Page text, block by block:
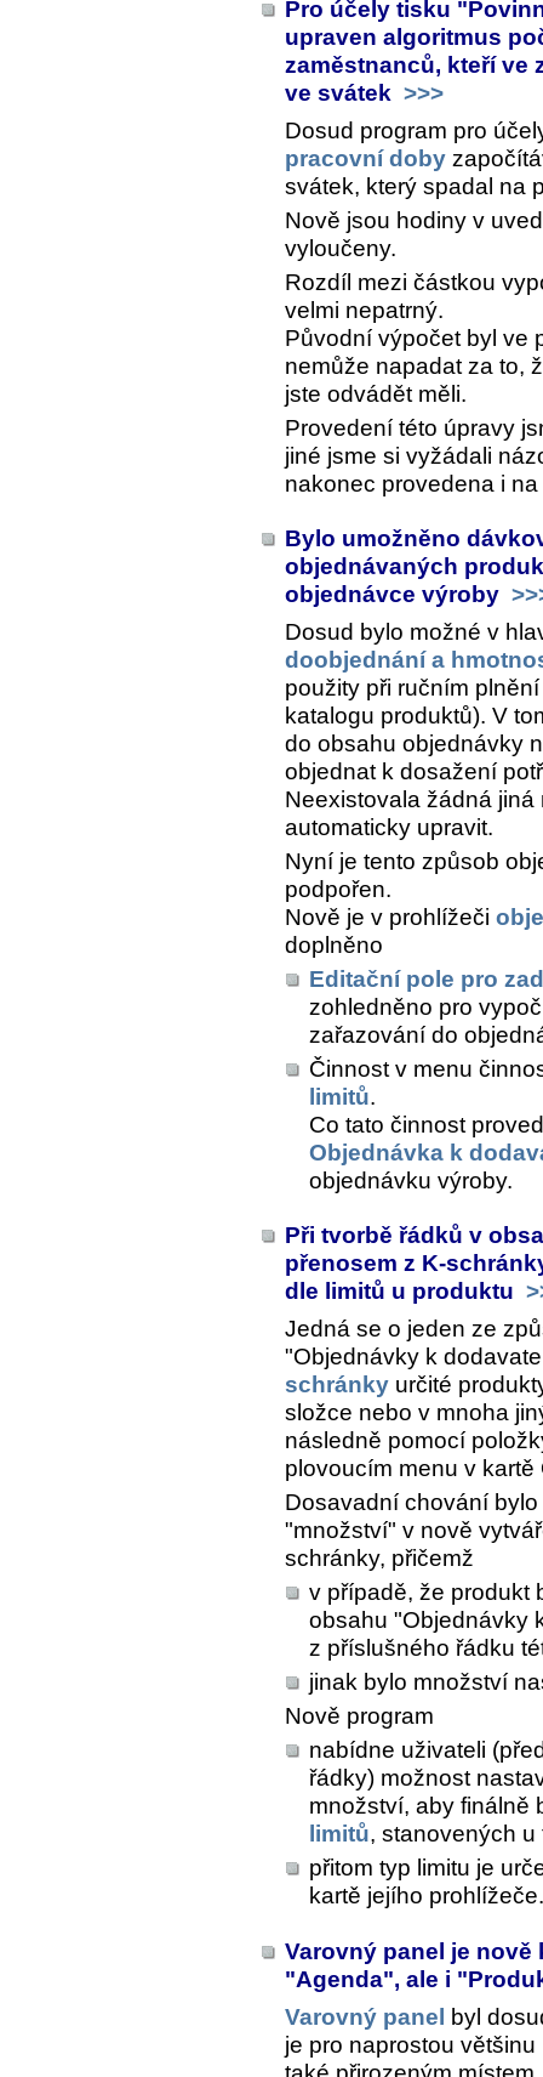
Pro účely tisku
upraven algoritmus
zaměstnanců, kteří ve
ve svátek >>>
Dosud program pro
pracovní doby
svátek, který spadal na
Nově jsou hodiny v
vyloučeny.
Rozdíl mezi částkou
velmi nepatrný.
Původní výpočet byl ve
nemůže napadat za to,
jste odvádět měli.
Provedení této úpravy
jiné jsme si vyžádali
nakonec provedena i
Bylo umožněno
objednávaných
objednávce výroby
Dosud bylo možné v
doobjednání a
použity při ručním
katalogu produktů). V
do obsahu objednávky
objednat k dosažení
Neexistovala žádná
automaticky upravit.
Nyní je tento způsob
podpořen.
Nově je v prohlížeči
doplněno
Editační pole pro
zohledněno pro
zařazování do
Činnost v menu
limitů.
Co tato činnost
Objednávka k
objednávku výroby.
Při tvorbě řádků v
přenosem z K-
dle limitů u produktu
Jedná se o jeden ze
"Objednávky k
schránky určité
složce nebo v mnoha
následně pomocí
plovoucím menu v kartě
Dosavadní chování
"množství" v nově
schránky, přičemž
v případě, že produkt
obsahu "Objednávky
z příslušného řádku
jinak bylo množství
Nově program
nabídne uživateli
řádky) možnost
množství, aby finálně
limitů, stanovených
přitom typ limitu je
kartě jejího prohlížeče.
Varovný panel je
"Agenda", ale i
Varovný panel byl
je pro naprostou